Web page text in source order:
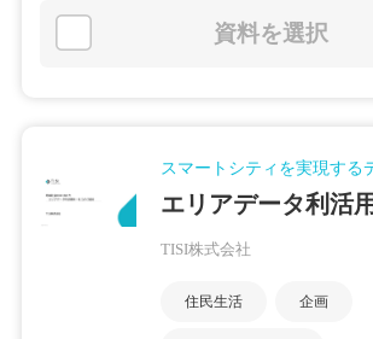
資料を選択
スマートシティを実現する
エリアデータ利活
TISI株式会社
住民生活 企画